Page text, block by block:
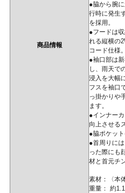
商品情報
●脇から腕
行時に発生
を採用。
●フードは
れる縦横の
コード仕様。
●袖口部は
し、雨天で
浸入を大幅
フスを袖口
っ掛かりや
ます。
●インナー
向上させる
●脇ポケッ
●首周りに
った際にも
材と首元チ
素材：〈本
重量： 約